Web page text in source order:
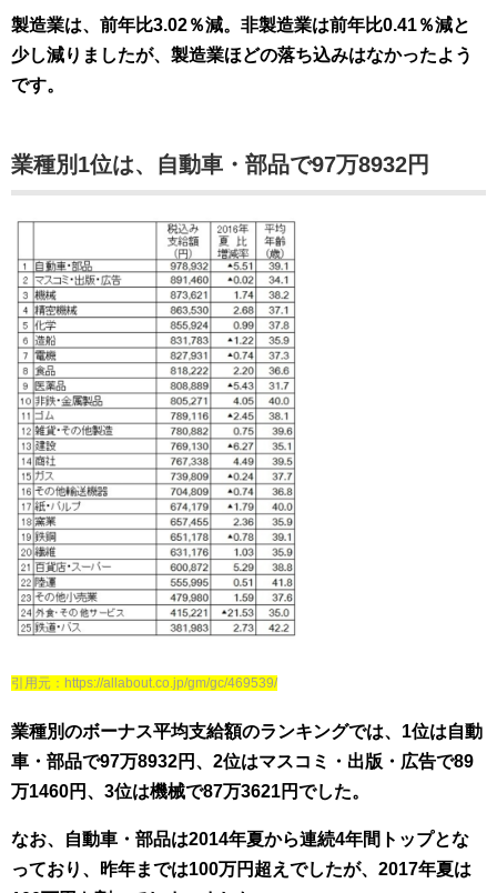
製造業は、前年比3.02％減。非製造業は前年比0.41％減と
少し減りましたが、製造業ほどの落ち込みはなかったよう
です。
業種別1位は、自動車・部品で97万8932円
引用元：https://allabout.co.jp/gm/gc/469539/
業種別のボーナス平均支給額のランキングでは、1位は自動
車・部品で97万8932円、2位はマスコミ・出版・広告で89
万1460円、3位は機械で87万3621円でした。
なお、自動車・部品は2014年夏から連続4年間トップとな
っており、昨年までは100万円超えでしたが、2017年夏は